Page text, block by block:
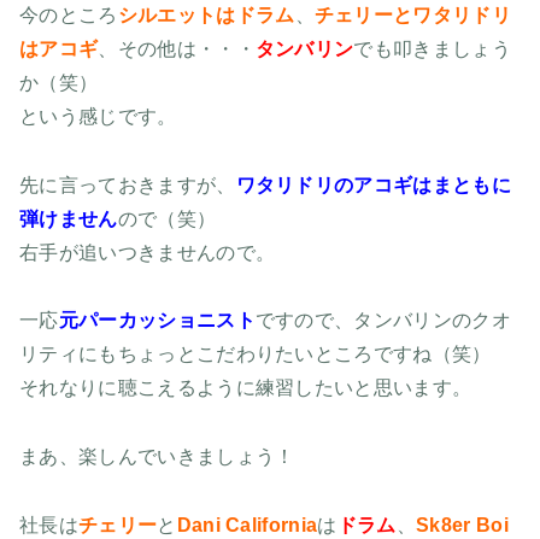
今のところ シルエットはドラム
チェリーとワタリドリ
はアコギ、その他は・・・ タンバリンでも叩きましょう
か（笑）
という感じです。
先に言っておきますが、
ワタリドリのアコギはまともに
弾けませんので（笑）
右手が追いつきませんので。
一応元パーカッショニスト ですので、タンバリンのクオ
リティにもちょっとこだわりたいところですね（笑）
それなりに聴こえるように練習したいと思います。
まあ、楽しんでいきましょう！
社長はチェリーと Dani Californiaは ドラム 、Sk8er Boi